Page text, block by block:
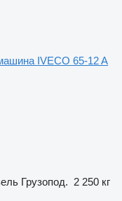
IVECO 65-12 A
Грузопод. 2 250 кг